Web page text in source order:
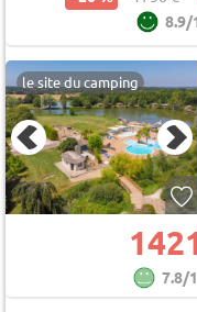
8.9/
le site du camping
7.8/